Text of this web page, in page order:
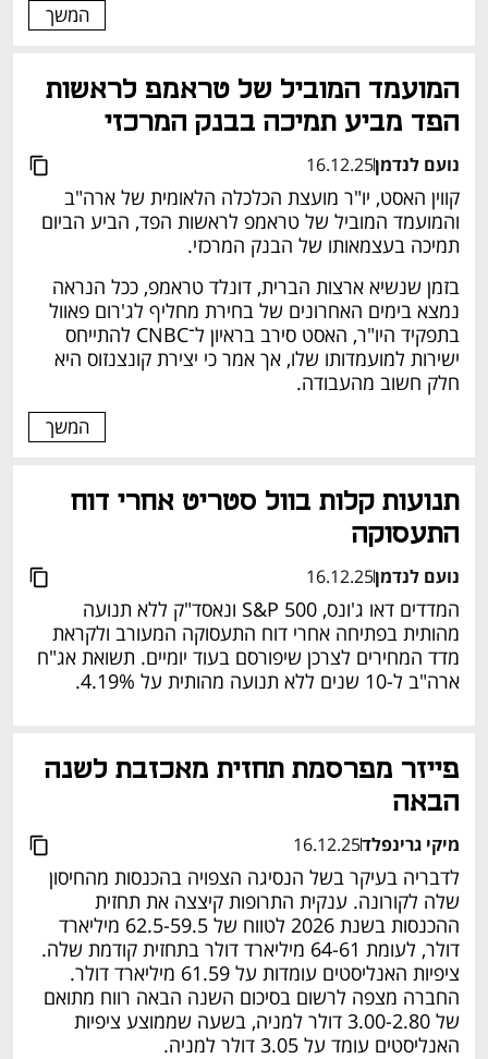
המשך
המועמד המוביל של טראמפ לראשות
הפד מביע תמיכה בבנק המרכזי
נועם לנדמן16.12.25
קווין האסט, יו"ר מועצת הכלכלה הלאומית של ארה"ב
תמיכה בעצמאותו של הבנק המרכזי.
נמצא בימים האחרונים של בחירת מחליף לג'רום פאוול
בתפקיד היו"ר, האסט סירב בראיון ל־CNBC להתייחס
ישירות למועמדותו שלו, אך אמר כי יצירת קונצנזוס היא
חלק חשוב מהעבודה.
המשך
תנועות קלות בוול סטריט אחרי דוח
התעסוקה
נועם לנדמן16.12.25
מהותית בפתיחה אחרי דוח התעסוקה המעורב ולקראת
ארה"ב ל-10 שנים ללא תנועה מהותית על 4.19%.
פייזר מפרסמת תחזית מאכזבת לשנה
הבאה
מיקי גרינפלד16.12.25
לדבריה בעיקר בשל הנסיגה הצפויה בהכנסות מהחיסון
שלה לקורונה. ענקית התרופות קיצצה את תחזית
ההכנסות בשנת 2026 לטווח של 62.5-59.5 מיליארד
של 3.00-2.80 דולר למניה, בשעה שממוצע ציפיות
האנליסטים עומד על 3.05 דולר למניה.